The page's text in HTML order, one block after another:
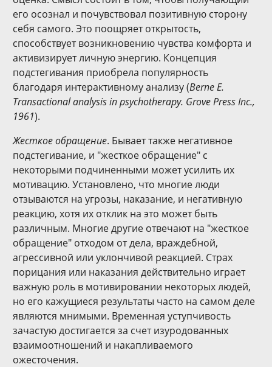
его осознал и почувствовал позитивную сторону
себя самого. Это поощряет открытость,
способствует возникновению чувства комфорта и
активизирует личную энергию. Концепция
подстегивания приобрела популярность
благодаря интерактивному анализу (Berne E.
Transactional analysis in psychotherapy. Grove Press Inc.,
1961).
Жесткое обращение. Бывает также негативное
подстегивание, и "жесткое обращение" с
некоторыми подчиненными может усилить их
мотивацию. Установлено, что многие люди
отзываются на угрозы, наказание, и негативную
реакцию, хотя их отклик на это может быть
различным. Многие другие отвечают на "жесткое
обращение" отходом от дела, враждебной,
агрессивной или уклончивой реакцией. Страх
порицания или наказания действительно играет
важную роль в мотивировании некоторых людей,
но его кажущиеся результаты часто на самом деле
являются мнимыми. Временная уступчивость
зачастую достигается за счет изуродованных
взаимоотношений и накапливаемого
ожесточения.